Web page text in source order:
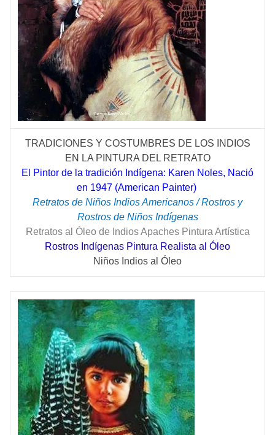
TRADICIONES Y COSTUMBRES DE LOS INDIOS
EN LA PINTURA DEL RETRATO
El Pintor de la tradición Indígena: Karen Noles, Nació
en 1947 (American Painter)
Retratos de Niños Indios Americanos / Rostros y
Rostros de Niños Indígenas
Retratos al Óleo de Indios Apaches Pintura Artística
Rostros Indígenas Pintura Realista al Óleo
Niños Indios al Óleo